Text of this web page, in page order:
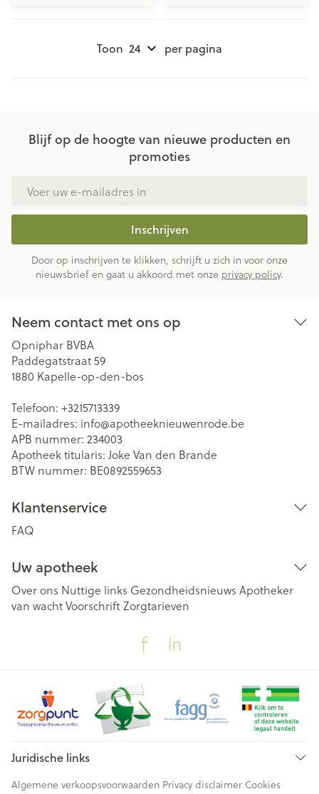
Toon per pagina
Blijf op de hoogte van nieuwe producten en
promoties
Inschrijven
Door op inschrijven te klikken, schrijft u zich in voor onze
nieuwsbrief en gaat u akkoord met onze privacy policy.
Neem contact met ons op
Opniphar BVBA
Paddegatstraat 59
1880 Kapelle-op-den-bos
Telefoon: +3215713339
E-mailadres: info@apotheeknieuwenrode.be
APB nummer: 234003
Apotheek titularis: Joke Van den Brande
BTW nummer: BE0892559653
Klantenservice
FAQ
Uw apotheek
Over ons Nuttige links Gezondheidsnieuws Apotheker
van wachtVoorschriftZorgtarieven
Juridische links
Algemene verkoopsvoorwaarden Privacy disclaimer Cookies